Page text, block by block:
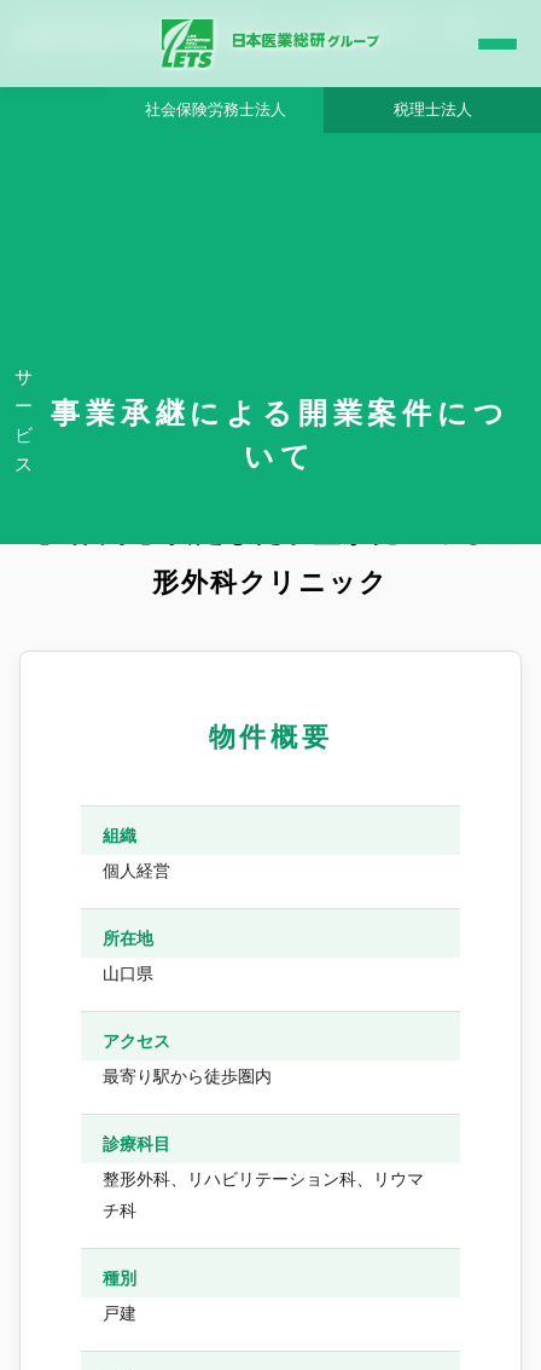
【山口県】安定した収益が見込める整形外科クリニック - 日本医業総研グループ |日本
医業総研｜医院開業・承継・クリニック経営支援・医療モール開発
社会保険労務士法人 税理士法人
サ
ー
ビ
ス
事業承継による開業案件につ
いて
No. 11222
形外科クリニック
物件概要
組織
個人経営
所在地
山口県
アクセス
最寄り駅から徒歩圏内
診療科目
整形外科、リハビリテーション科、リウマ
チ科
種別
戸建